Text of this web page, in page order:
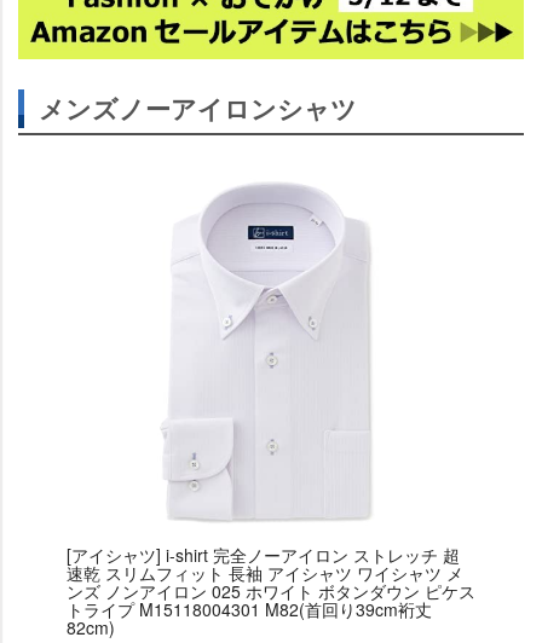
メンズノーアイロンシャツ
[アイシャツ] i-shirt 完全ノーアイロン ストレッチ 超
速乾 スリムフィット 長袖 アイシャツ ワイシャツ メ
ンズ ノンアイロン 025 ホワイト ボタンダウン ピケス
トライプ M15118004301 M82(首回り39cm裄丈
82cm)